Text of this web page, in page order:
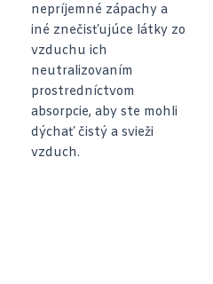
nepríjemné zápachy a
iné znečisťujúce látky zo
vzduchu ich
neutralizovaním
prostredníctvom
absorpcie, aby ste mohli
dýchať čistý a svieži
vzduch.